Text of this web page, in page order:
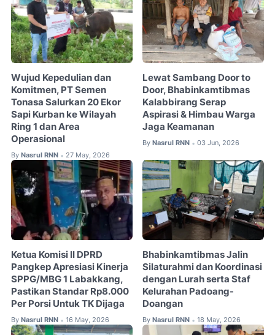
Wujud Kepedulian dan
Komitmen, PT Semen
Tonasa Salurkan 20 Ekor
Sapi Kurban ke Wilayah
Ring 1 dan Area
Operasional
By Nasrul RNN • 27 May, 2026
Lewat Sambang Door to
Door, Bhabinkamtibmas
Kalabbirang Serap
Aspirasi & Himbau Warga
Jaga Keamanan
By Nasrul RNN • 03 Jun, 2026
Ketua Komisi II DPRD
Pangkep Apresiasi Kinerja
SPPG/MBG 1 Labakkang,
Pastikan Standar Rp8.000
Per Porsi Untuk TK Dijaga
By Nasrul RNN • 16 May, 2026
Bhabinkamtibmas Jalin
Silaturahmi dan Koordinasi
dengan Lurah serta Staf
Kelurahan Padoang-
Doangan
By Nasrul RNN • 18 May, 2026